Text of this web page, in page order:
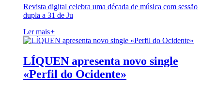
Revista digital celebra uma década de música com sessão
dupla a 31 de Ju
Ler mais+
LÍQUEN apresenta novo single
«Perfil do Ocidente»